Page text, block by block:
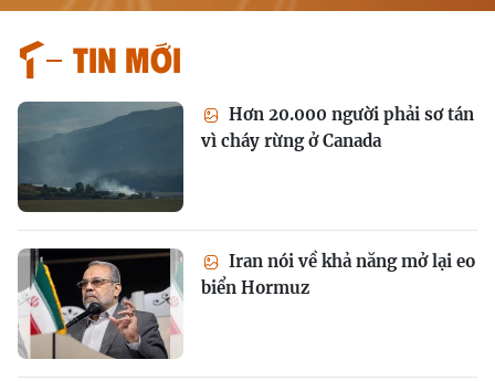
Tin mới
Hơn 20.000 người phải sơ tán
vì cháy rừng ở Canada
Iran nói về khả năng mở lại eo
biển Hormuz